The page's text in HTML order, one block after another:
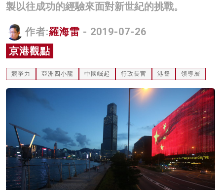
影片
名家榜
灼見活動
關於我們
製以往成功的經驗來面對新世紀的挑戰。
作者:羅海雷 - 2019-07-26
京港觀點
競爭力 亞洲四小龍 中國崛起 行政長官 港督 領導層